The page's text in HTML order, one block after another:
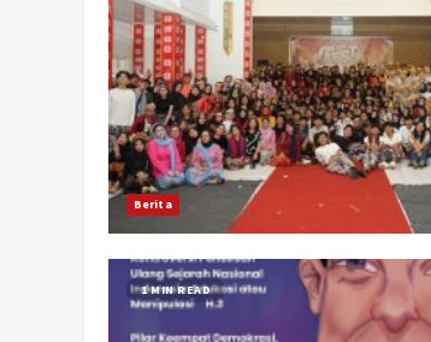
Berita
1 MIN READ